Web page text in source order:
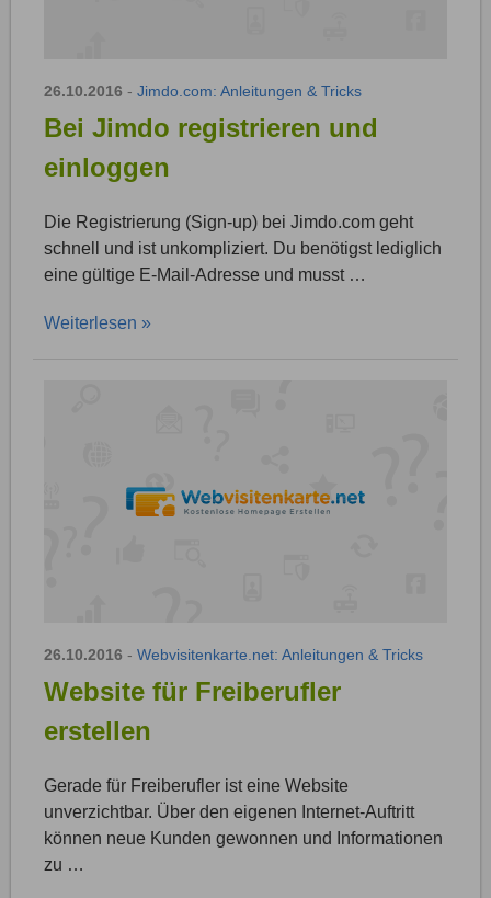
26.10.2016 - Jimdo.com: Anleitungen & Tricks
Bei Jimdo registrieren und
einloggen
Die Registrierung (Sign-up) bei Jimdo.com geht
schnell und ist unkompliziert. Du benötigst lediglich
eine gültige E-Mail-Adresse und musst …
Weiterlesen »
26.10.2016 - Webvisitenkarte.net: Anleitungen & Tricks
Website für Freiberufler
erstellen
Gerade für Freiberufler ist eine Website
unverzichtbar. Über den eigenen Internet-Auftritt
können neue Kunden gewonnen und Informationen
zu …